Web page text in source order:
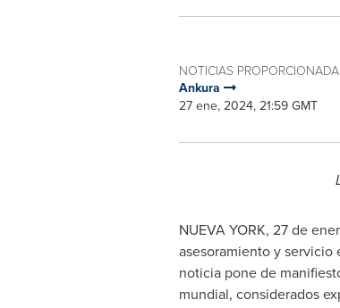
NOTICIAS
Ankura
27 ene, 2024, 21:59 GMT
NUEVA YORK, 27 de
asesoramiento y
noticia pone de
mundial, considerados